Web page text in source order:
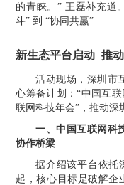
的青睐。” 王磊补充道
斗” 到 “协同共赢”
新生态平台启动 推
活动现场，深圳市
心筹备计划：“中国互
联网科技年会”，推动深
一、中国互联网科
协作桥梁
据介绍该平台依托
起，核心目标是破解企